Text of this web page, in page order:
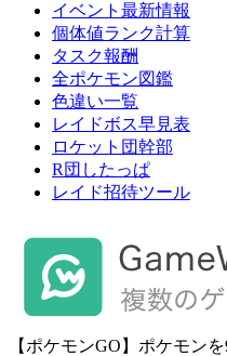
イベント最新情報
個体値ランク計算
タスク報酬
全ポケモン図鑑
色違い一覧
レイドボス早見表
ロケット団幹部
R団したっぱ
レイド招待ツール
【ポケモンGO】ポケモン